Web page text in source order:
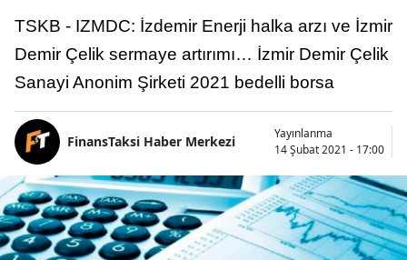
TSKB - IZMDC: İzdemir Enerji halka arzı ve İzmir
Demir Çelik sermaye artırımı… İzmir Demir Çelik
Sanayi Anonim Şirketi 2021 bedelli borsa
FinansTaksi Haber Merkezi
Yayınlanma
14 Şubat 2021 - 17:00